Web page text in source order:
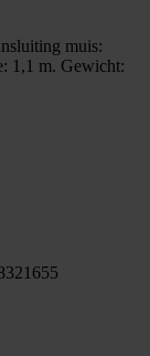
muis:
1,1 m. Gewicht: